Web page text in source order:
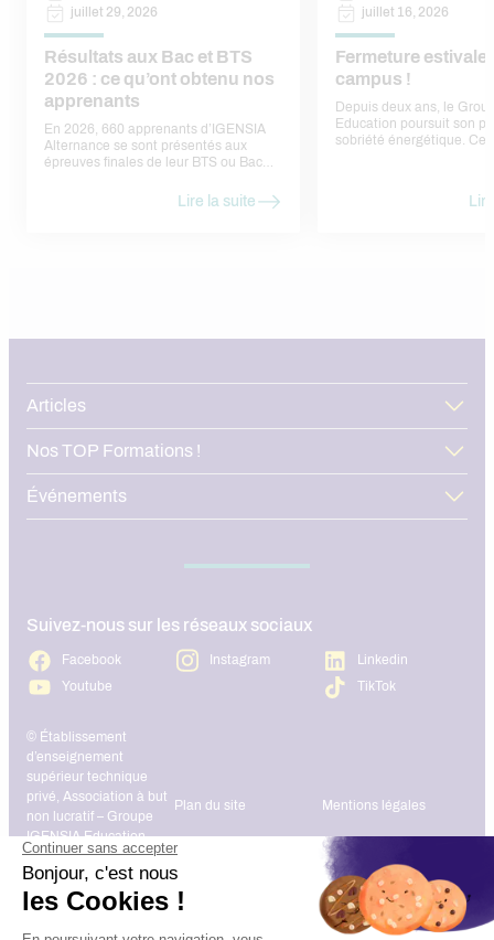
juillet 29, 2026
Résultats aux Bac et BTS
2026 : ce qu’ont obtenu nos
apprenants
En 2026, 660 apprenants d’IGENSIA
Alternance se sont présentés aux
épreuves finales de leur BTS ou Bac
et Toulouse. 487 ont été admis, soit un
taux de réussite national de 73,8 %. Ce
Lire la suite
juillet 16, 2026
Fermeture estivale
campus !
Depuis deux ans, le
Education poursuit son
sobriété énergétique.
Articles
Nos TOP Formations !
Événements
Suivez-nous sur les réseaux sociaux
Facebook Instagram
Linkedin
Youtube
TikTok
© Établissement
d’enseignement
supérieur technique
privé, Association à but
non lucratif – Groupe
IGENSIA Education –
Mise à jour site :
Janvier 2026
Plan du site Mentions légales
Charte des données
Contact